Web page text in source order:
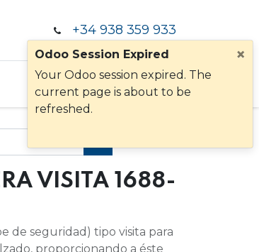
+34 938 359 933
VISITA 1688-
de seguridad) tipo visita para
proporcionando a éste
×
Odoo Session Expired
Your Odoo session expired. The
current page is about to be
refreshed.